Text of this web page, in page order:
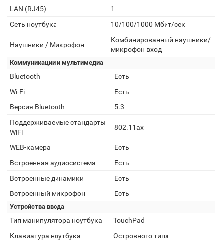
LAN (RJ45)
1
Сеть ноутбука
10/100/1000 Мбит/сек
Наушники / Микрофон
Комбинированный наушники/
микрофон вход
Коммуникации и мультимедиа
Bluetooth
Есть
Wi-Fi
Есть
Версия Bluetooth
5.3
Поддерживаемые стандарты
WiFi
802.11ax
WEB-камера
Есть
Встроенная аудиосистема
Есть
Встроенные динамики
Есть
Встроенный микрофон
Есть
Устройства ввода
Тип манипулятора ноутбука
TouchPad
Клавиатура ноутбука
Островного типа